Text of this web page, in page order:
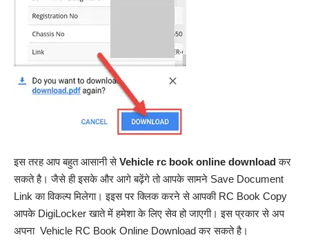
इस तरह आप बहुत आसानी सेVehicle rc book online downloadकर
सकते है। जैसे ही इसके और आगे बढ़ेंगे तो आपके सामने Save Document
Link का विकल्प मिलेगा। इइस पर क्लिक करने से आपकी RC Book Copy
आपके DigiLocker खाते में हमेशा के लिए सेव हो जाएगी। इस प्रकार से अप
अपना Vehicle RC Book Online Download कर सकते है।